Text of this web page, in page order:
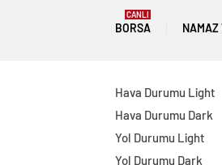
BORSA
CANLI
NAMAZ
Hava Durumu Light
Hava Durumu Dark
Yol Durumu Light
Yol Durumu Dark